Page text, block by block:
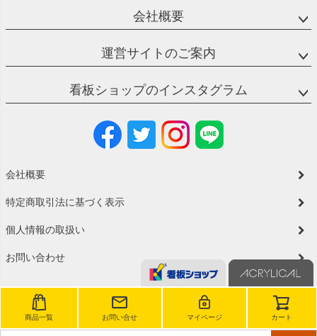
商品一覧 お問い合せ マイページ カート
角丸加工（有料）・・・角を丸く加工します。位置や穴の大き
さを指定いただけます。安全でやわらかなイメージに。
加工です。ご指定がない場合、45度の半カット仕様にて加工い
たします。
特殊加工・・・切欠き、開口などの加工をご希望の場合にはお
見積りさせていただきますのでご相談ください。
会社概要
運営サイトのご案内
看板ショップのインスタグラム
会社概要
特定商取引法に基づく表示
個人情報の取扱い
お問い合わせ